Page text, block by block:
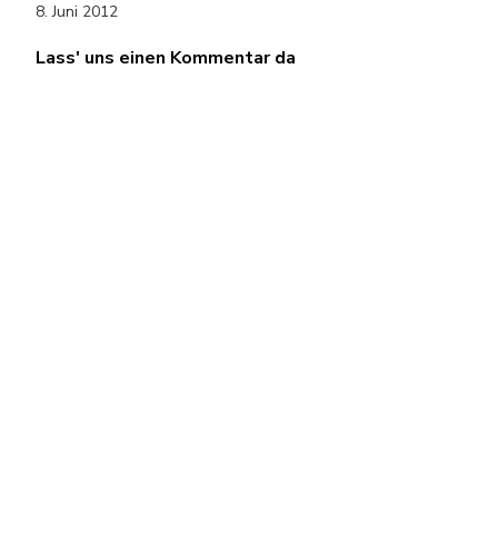
8. Juni 2012
Lass' uns einen Kommentar da